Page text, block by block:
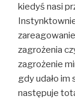
kiedyś nasi
zagrożenia
zagrożenie
gdy udało im
następuje